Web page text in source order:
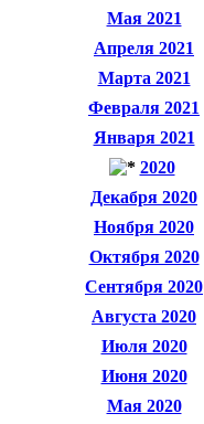
Мая 2021
Апреля 2021
Марта 2021
Февраля 2021
Января 2021
2020
Декабря 2020
Ноября 2020
Октября 2020
Сентября 2020
Августа 2020
Июля 2020
Июня 2020
Мая 2020